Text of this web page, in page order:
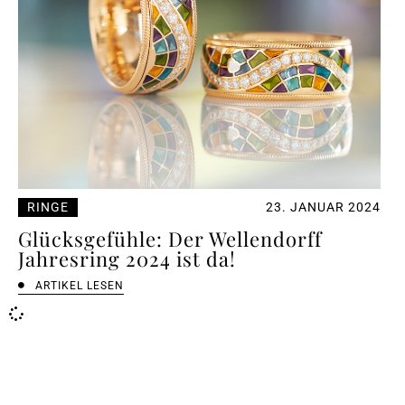
RINGE 23. JANUAR 2024
Glücksgefühle: Der Wellendorff
Jahresring 2024 ist da!
ARTIKEL LESEN